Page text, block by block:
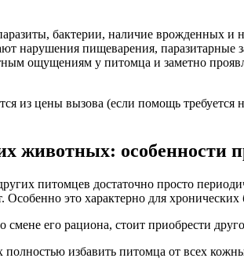
бактерии, наличие врожденных
нарушения пищеварения, паразитарные
ощущениям у питомца и заметно
из цены вызова (если помощь
животных: особенности
питомцев достаточно просто
это характерно для
смене его рациона, стоит приобрести
полностью избавить питомца от всех